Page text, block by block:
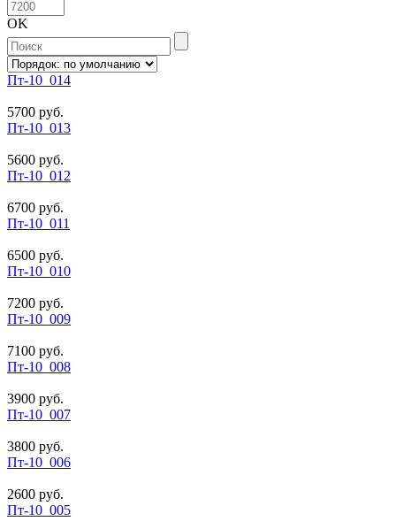
OK
Пт-10_014
5700 руб.
Пт-10_013
5600 руб.
Пт-10_012
6700 руб.
Пт-10_011
6500 руб.
Пт-10_010
7200 руб.
Пт-10_009
7100 руб.
Пт-10_008
3900 руб.
Пт-10_007
3800 руб.
Пт-10_006
2600 руб.
Пт-10_005